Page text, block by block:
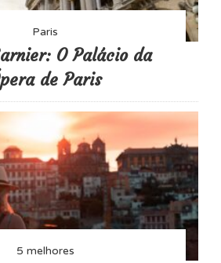
Paris
O Palácio da
de Paris
5 melhores